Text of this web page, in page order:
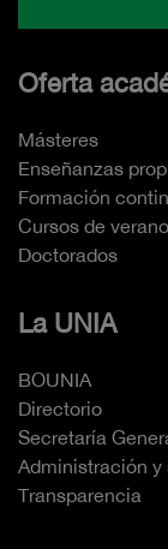
Oferta
Másteres
Enseñanzas
Formación
Cursos de verano
Doctorados
La UNIA
BOUNIA
Directorio
Secretaría
Administración y
Transparencia